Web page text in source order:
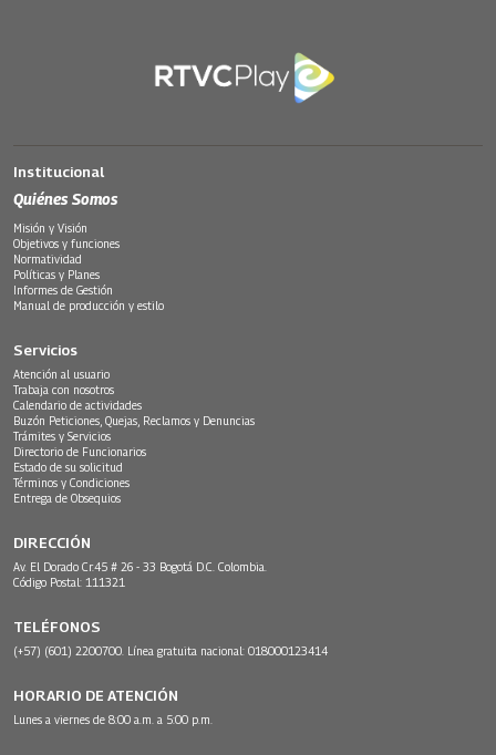
Institucional
Quiénes Somos
Misión y Visión
Objetivos y funciones
Normatividad
Políticas y Planes
Informes de Gestión
Manual de producción y estilo
Servicios
Atención al usuario
Trabaja con nosotros
Calendario de actividades
Buzón Peticiones, Quejas, Reclamos y Denuncias
Trámites y Servicios
Directorio de Funcionarios
Estado de su solicitud
Términos y Condiciones
Entrega de Obsequios
DIRECCIÓN
Av. El Dorado Cr.45 # 26 - 33 Bogotá D.C. Colombia.
Código Postal: 111321
TELÉFONOS
(+57) (601) 2200700. Línea gratuita nacional: 018000123414
HORARIO DE ATENCIÓN
Lunes a viernes de 8:00 a.m. a 5:00 p.m.